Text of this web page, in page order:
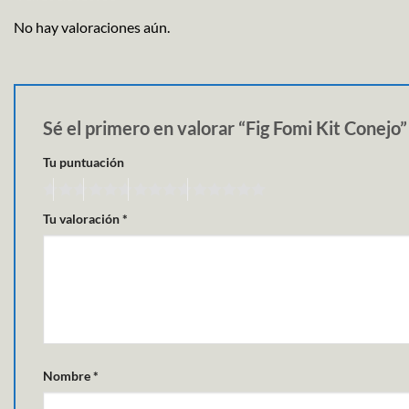
No hay valoraciones aún.
Sé el primero en valorar “Fig Fomi Kit Conejo”
Tu puntuación
Tu valoración*
Nombre*